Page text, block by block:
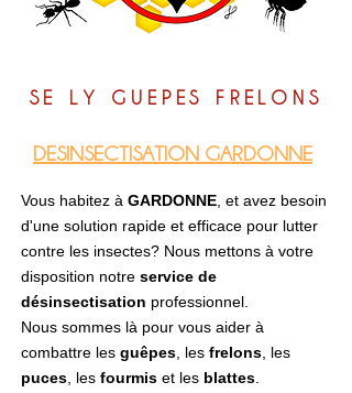
SE LY GUEPES FRELONS
DESINSECTISATION GARDONNE
Vous habitez à GARDONNE , et avez besoin
d'une solution rapide et efficace pour lutter
contre les insectes? Nous mettons à votre
disposition notre service de
désinsectisation professionnel.
Nous sommes là pour vous aider à
combattre les guêpes , les frelons , les
puces , les fourmis et les blattes